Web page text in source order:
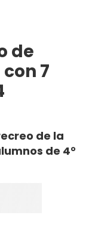
de
7
de la
de 4°